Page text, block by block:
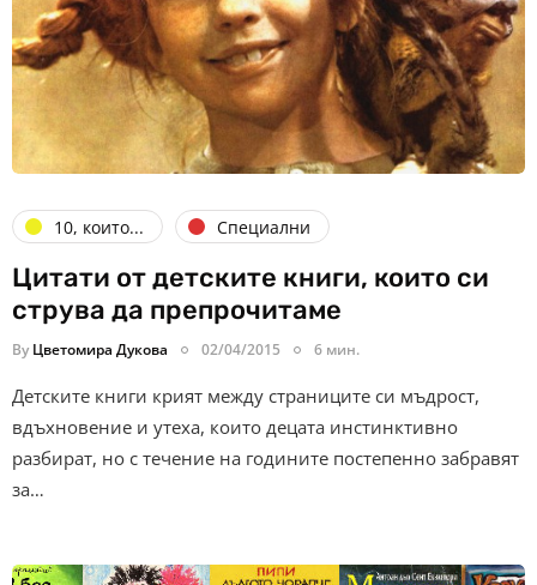
10, които... Специални
Цитати от детските книги, които си
струва да препрочитаме
By Цветомира Дукова 02/04/2015 6 мин.
Детските книги крият между страниците си мъдрост,
вдъхновение и утеха, които децата инстинктивно
разбират, но с течение на годините постепенно забравят
за…